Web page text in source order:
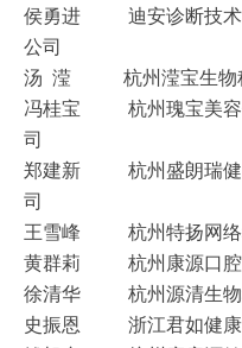
侯勇进 迪安诊断技术
公司
汤 滢 杭州滢宝生物
冯桂宝 杭州瑰宝美容
司
郑建新 杭州盛朗瑞健
司
王雪峰 杭州特扬网络
黄群莉 杭州康源口腔
徐清华 杭州源清生物
史振恩 浙江君如健康